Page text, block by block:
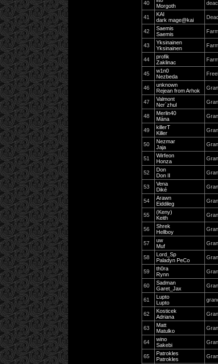
40
Morgoth
41
KAI
dark mage@kai
42
Saemis
Saemis
43
Yksinainen
Yksinainen
44
profik
Zaklinac
45
w1n0
Nezbeda
46
unknown
Rejean from Arhok
47
Valmont
Ner´zhul
48
Merlin40
Mána
49
killerT
Killer
50
Nezmar
Jaja
51
Wirfeon
Honza
52
Don
Don II
53
Vena
Diké
54
Arawn
Eiddileg
55
(Keny)
Keith
56
Shrek
Hellboy
57
uw
Muf
58
Lord_Sp
Paladyn PeCo
59
th0ra
Rynn
60
Sadman
Garet_Jax
61
Lupto
Lupto
62
Kosticek
Adriana
63
Matt
Matulko
64
wino
Sakebi
65
Patrokles
Patrokles